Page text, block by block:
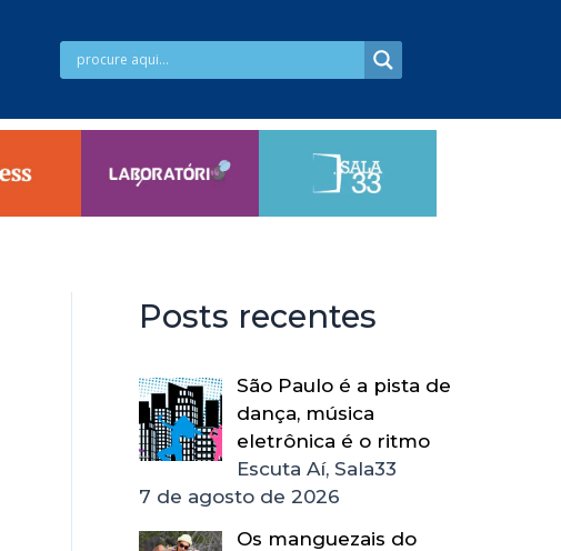
Posts recentes
São Paulo é a pista de
dança, música
eletrônica é o ritmo
Escuta Aí, Sala33
7 de agosto de 2026
Os manguezais do